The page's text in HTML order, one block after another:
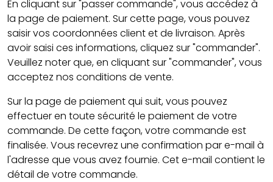
En cliquant sur "passer commande", vous accédez à
la page de paiement. Sur cette page, vous pouvez
saisir vos coordonnées client et de livraison. Après
avoir saisi ces informations, cliquez sur "commander".
Veuillez noter que, en cliquant sur "commander", vous
acceptez nos conditions de vente.
Sur la page de paiement qui suit, vous pouvez
effectuer en toute sécurité le paiement de votre
commande. De cette façon, votre commande est
finalisée. Vous recevrez une confirmation par e-mail à
l'adresse que vous avez fournie. Cet e-mail contient le
détail de votre commande.